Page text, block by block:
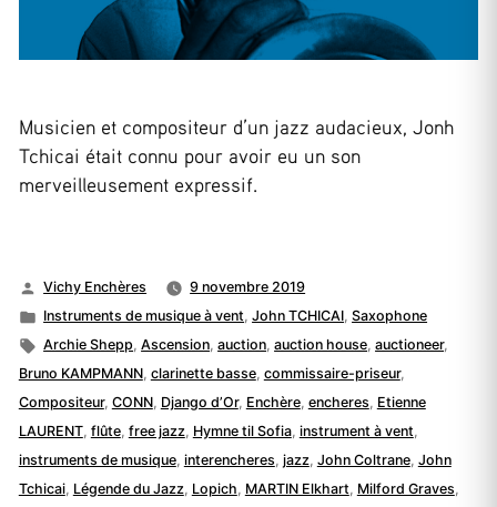
Musicien et compositeur d’un jazz audacieux, Jonh
Tchicai était connu pour avoir eu un son
merveilleusement expressif.
Publié
par
Vichy Enchères
9 novembre 2019
Publié
dans
Instruments de musique à vent ,John TCHICAI ,Saxophone
Étiquettes :
Archie Shepp ,Ascension ,auction ,auction house ,auctioneer,
Bruno KAMPMANN, clarinette basse, commissaire-priseur,
Compositeur, CONN, Django d’Or, Enchère, encheres Etienne
LAURENT, flûte, free jazz Hymne til Sofia, instrument à vent
instruments de musique, interencheres jazz John Coltrane, John
Tchicai, Légende du Jazz Lopich MARTIN Elkhart Milford Graves